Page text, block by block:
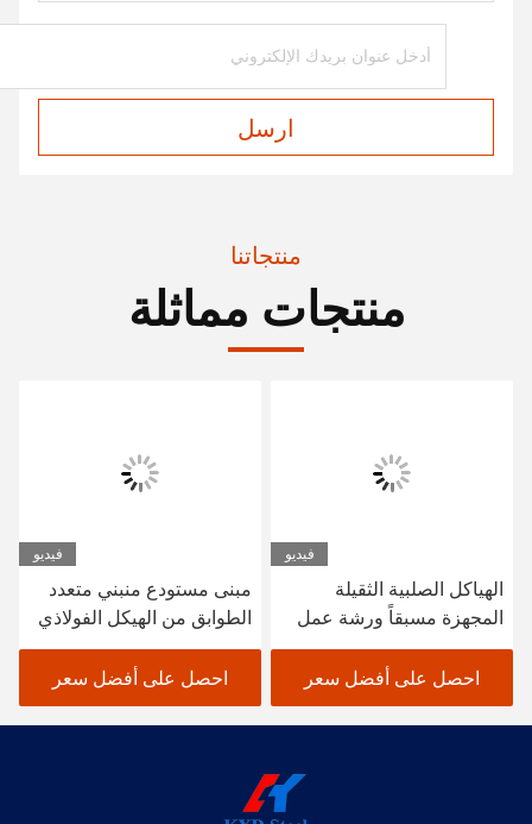
ارسل
منتجاتنا
منتجات مماثلة
فيديو
الهياكل الصلبية الثقيلة
المجهزة مسبقاً ورشة عمل
البناء الصلب المهيك مخزن
احصل على أفضل سعر
فيديو
مبنى مستودع منبني متعدد
الطوابق من الهيكل الفولاذي
SGS BV المعتمد CE
احصل على أفضل سعر